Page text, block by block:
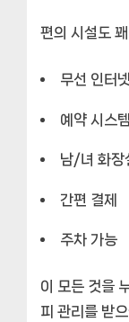
편의 시설도
무선 인터넷
예약 시스템
남/녀 화장
간편 결제
주차 가능
이 모든 것을
피 관리를 받